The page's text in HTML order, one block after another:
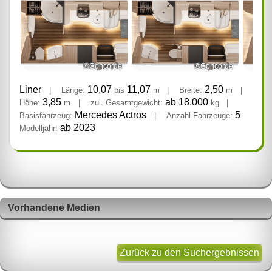
©Concorde ©Concorde
Liner Länge: 10,07 bis 11,07 m Breite: 2,50 m
Höhe: 3,85 m zul. Gesamtgewicht: ab 18.000 kg
Basisfahrzeug: Mercedes Actros Anzahl Fahrzeuge: 5
Modelljahr: ab 2023
Vorhandene Medien
Zurück zu den Suchergebnissen